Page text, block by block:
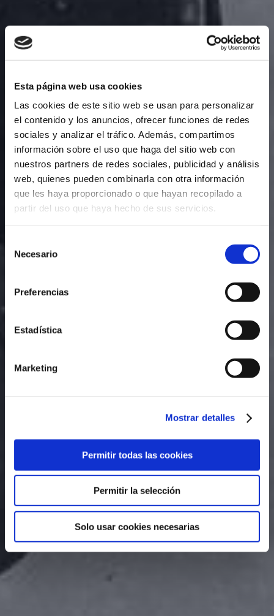
Esta página web usa cookies
Las cookies de este sitio web se usan para personalizar
el contenido y los anuncios, ofrecer funciones de redes
sociales y analizar el tráfico. Además, compartimos
información sobre el uso que haga del sitio web con
nuestros partners de redes sociales, publicidad y análisis
web, quienes pueden combinarla con otra información
que les haya proporcionado o que hayan recopilado a
partir del uso que haya hecho de sus servicios.
Necesario
Preferencias
Estadística
Marketing
Mostrar detalles
Permitir todas las cookies
Permitir la selección
Solo usar cookies necesarias
CLEAN WATER SUPPLIES
When the well is dry we learnt the value of